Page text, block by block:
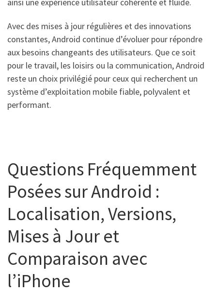
Avec des mises à jour régulières et des innovations
constantes, Android continue d’évoluer pour répondre
aux besoins changeants des utilisateurs. Que ce soit
pour le travail, les loisirs ou la communication, Android
reste un choix privilégié pour ceux qui recherchent un
système d’exploitation mobile fiable, polyvalent et
performant.
Questions Fréquemment
Posées sur Android :
Localisation, Versions,
Mises à Jour et
Comparaison avec
l’iPhone